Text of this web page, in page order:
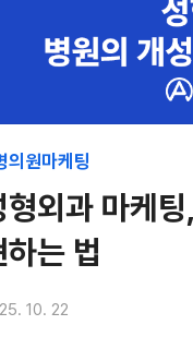
의원마케팅
형외과 마케
하는 법
10. 22